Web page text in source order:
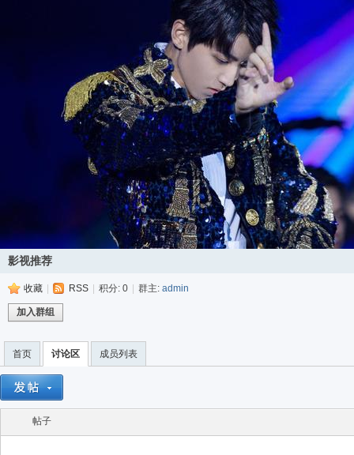
uz!
影视推荐
收藏 RSS 积分: 0 群主: admin
加入群组
首页 讨论区 成员列表
帖子